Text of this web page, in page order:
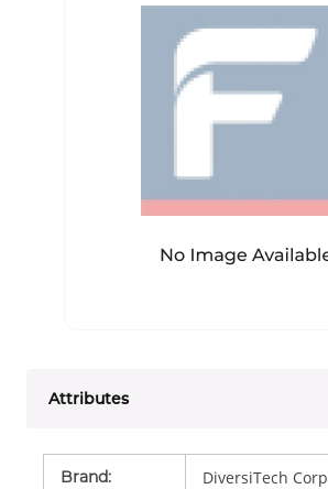
Attributes
Brand: DiversiTech Corp